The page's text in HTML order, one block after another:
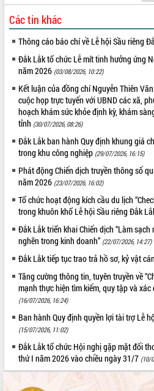
Các tin khác
Thông cáo báo chí về Lễ hội Sầu riêng
Đắk Lắk tổ chức Lễ mít tinh hưởng ứng
năm 2026 (03/08/2026, 10:22)
Kết luận của đồng chí Nguyễn Thiên
cuộc họp trực tuyến với UBND các xã,
hoạch khám sức khỏe định kỳ, khám
tỉnh (30/07/2026, 08:26)
Đắk Lắk ban hành Quy định khung giá
trong khu công nghiệp (29/07/2026, 16:15)
Phát động Chiến dịch truyền thông số
năm 2026 (23/07/2026, 16:02)
Tổ chức hoạt động kích cầu du lịch
trong khuôn khổ Lễ hội Sầu riêng Đắk
Đắk Lắk triển khai Chiến dịch “Làm
nghẽn trong kinh doanh” (22/07/2026, 14:27)
Đắk Lắk tiếp tục trao trả hồ sơ, kỷ vật
Tăng cường thông tin, tuyên truyền về
mạnh thực hiện tìm kiếm, quy tập và
(16/07/2026, 16:24)
Ban hành Quy định quyền lợi tài trợ Lễ
(15/07/2026, 11:02)
Đắk Lắk tổ chức Hội nghị gặp mặt đối
thứ I năm 2026 vào chiều ngày 31/7 (10/